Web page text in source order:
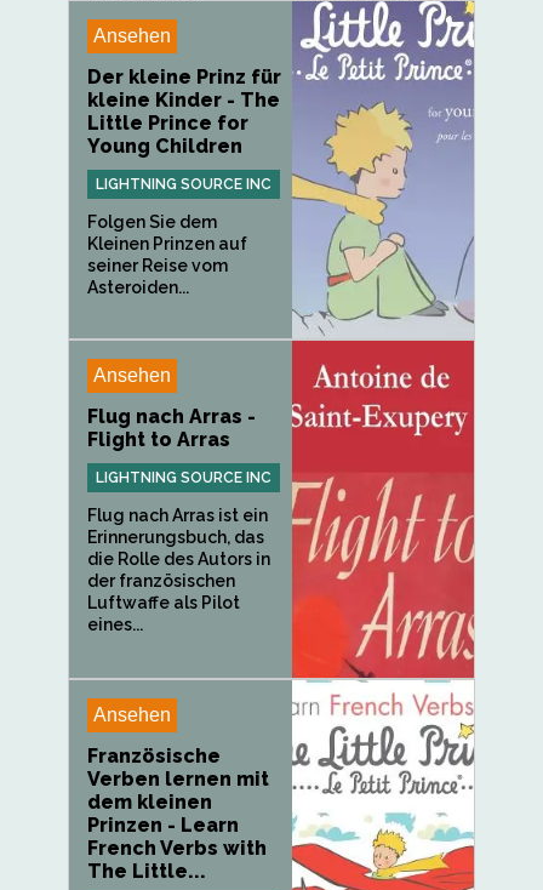
Ansehen
Der kleine Prinz für
kleine Kinder - The
Little Prince for
Young Children
LIGHTNING SOURCE INC
Folgen Sie dem
Kleinen Prinzen auf
seiner Reise vom
Asteroiden...
Ansehen
Flug nach Arras -
Flight to Arras
LIGHTNING SOURCE INC
Flug nach Arras ist ein
Erinnerungsbuch, das
die Rolle des Autors in
der französischen
Luftwaffe als Pilot
eines...
Ansehen
Französische
Verben lernen mit
dem kleinen
Prinzen - Learn
French Verbs with
The Little...